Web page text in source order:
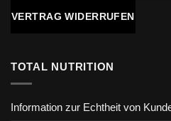
VERTRAG WIDERRUFEN
TOTAL NUTRITION
Information zur Echtheit von